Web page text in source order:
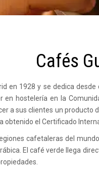
Cafés
en 1928 y se dedica
en hostelería en la
a sus clientes un producto
obtenido el Certificado
cafetaleras del
El café verde llega